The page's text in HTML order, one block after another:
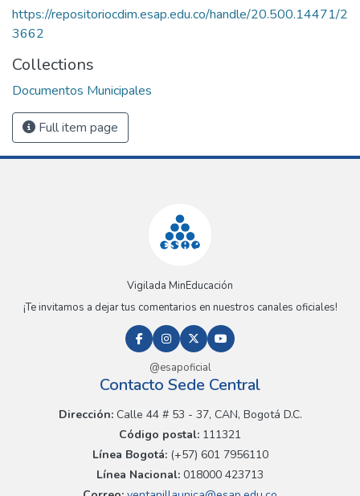
https://repositoriocdim.esap.edu.co/handle/20.500.14471/2
3662
Collections
Documentos Municipales
Full item page
Vigilada MinEducación
¡Te invitamos a dejar tus comentarios en nuestros canales oficiales!
@esapoficial
Contacto Sede Central
Dirección:Calle 44 # 53 - 37, CAN, Bogotá D.C.
Código postal: 111321
Línea Bogotá:(+57) 601 7956110
Línea Nacional: 018000 423713